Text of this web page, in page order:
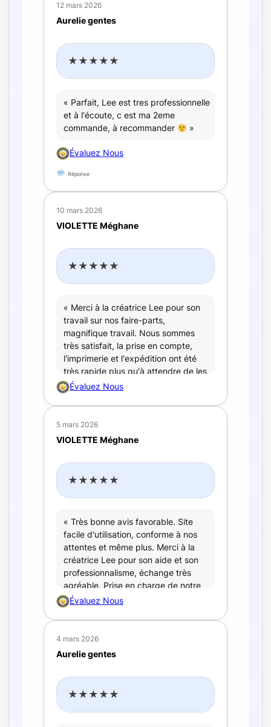
12 mars 2026
Aurelie gentes
★★★★★
« Parfait, Lee est tres professionnelle
et à l'écoute, c est ma 2eme
commande, à recommander
»
Évaluez Nous
Réponse
10 mars 2026
VIOLETTE Méghane
★★★★★
« Merci à la créatrice Lee pour son
travail sur nos faire-parts,
magnifique travail. Nous sommes
très satisfait, la prise en compte,
l'imprimerie et l'expédition ont été
très rapide plus qu'à attendre de les
revoir la semaine prochaine. Merci
Évaluez Nous
5 mars 2026
VIOLETTE Méghane
★★★★★
« Très bonne avis favorable. Site
facile d'utilisation, conforme à nos
attentes et même plus. Merci à la
créatrice Lee pour son aide et son
professionnalisme, échange très
agréable. Prise en charge de notre
demande très rapide, expédition
les recevoir. Merci beaucoup.
»
Évaluez Nous
4 mars 2026
Aurelie gentes
★★★★★